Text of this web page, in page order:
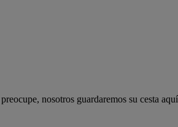
nosotros guardaremos su cesta